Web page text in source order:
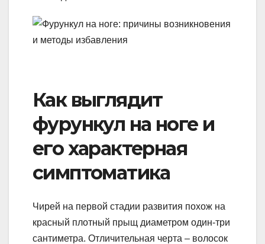
Как выглядит
фурункул на ноге и
его характерная
симптоматика
Чирей на первой стадии развития похож на
красный плотный прыщ диаметром один-три
сантиметра. Отличительная черта – волосок